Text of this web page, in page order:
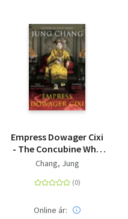
Empress Dowager Cixi
- The Concubine Who
Launched Modern
Chang, Jung
Online ár: